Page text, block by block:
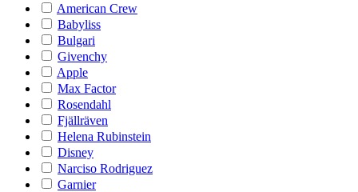
American Crew
Babyliss
Bulgari
Givenchy
Apple
Max Factor
Rosendahl
Fjällräven
Helena Rubinstein
Disney
Narciso Rodriguez
Garnier